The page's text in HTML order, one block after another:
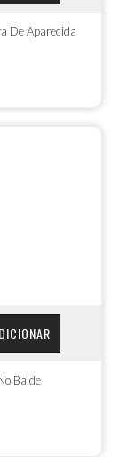
De Aparecida
Balde